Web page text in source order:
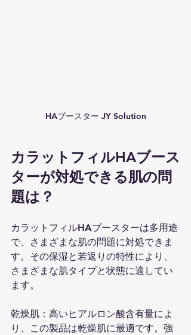
HAブースター JY Solution
カラットフィルHAブース
ターが対処できる肌の問
題は？
カラットフィルHAブースターは多用途
で、さまざまな肌の問題に対処できま
す。その保湿と若返りの特性により、
さまざまな肌タイプと状態に適してい
ます。
乾燥肌：高いヒアルロン酸含有量によ
り、この製品は乾燥肌に最適です。強